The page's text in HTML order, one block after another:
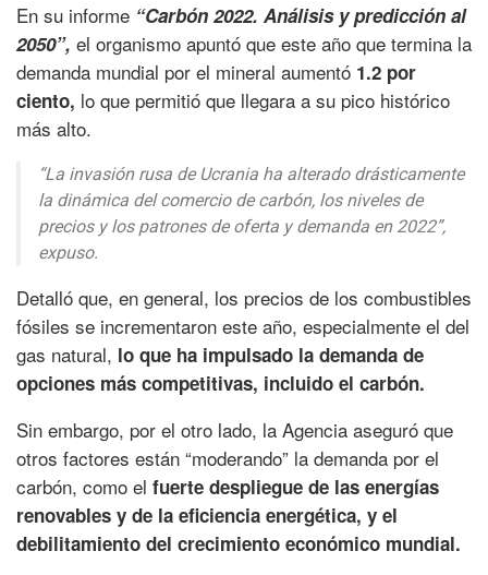
En su informe “Carbón 2022. Análisis y predicción al
2050”, el organismo apuntó que este año que termina la
demanda mundial por el mineral aumentó 1.2 por
ciento, lo que permitió que llegara a su pico histórico
más alto.
“La invasión rusa de Ucrania ha alterado drásticamente
la dinámica del comercio de carbón, los niveles de
precios y los patrones de oferta y demanda en 2022”,
expuso.
Detalló que, en general, los precios de los combustibles
fósiles se incrementaron este año, especialmente el del
gas natural, lo que ha impulsado la demanda de
opciones más competitivas, incluido el carbón.
Sin embargo, por el otro lado, la Agencia aseguró que
otros factores están “moderando” la demanda por el
carbón, como el fuerte despliegue de las energías
renovables y de la eficiencia energética, y el
debilitamiento del crecimiento económico mundial.